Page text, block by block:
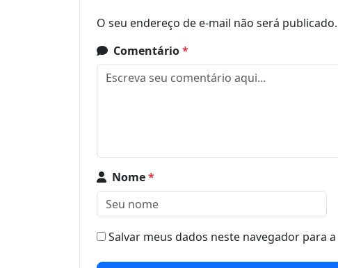
O seu endereço de e-mail não será publicado.
Comentário*
Nome*
Salvar meus dados neste navegador para